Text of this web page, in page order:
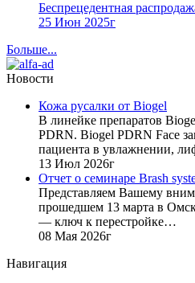
Беспрецедентная
25 Июн 2025г
Больше...
Новости
Кожа русалки от Biogel
В линейке препаратов
PDRN. Biogel PDRN Face
пациента в увлажнении,
13 Июл 2026г
Отчет о семинаре Brash
Представляем Вашему
прошедшем 13 марта в
— ключ к перестройке…
08 Мая 2026г
Навигация